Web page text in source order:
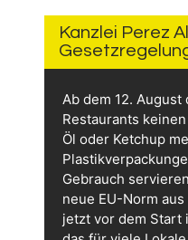
2026
Kanzlei Perez
Ab dem 12.
Restaurants
Öl oder Ketchup
Gebrauch
neue EU-Norm
jetzt vor dem Start